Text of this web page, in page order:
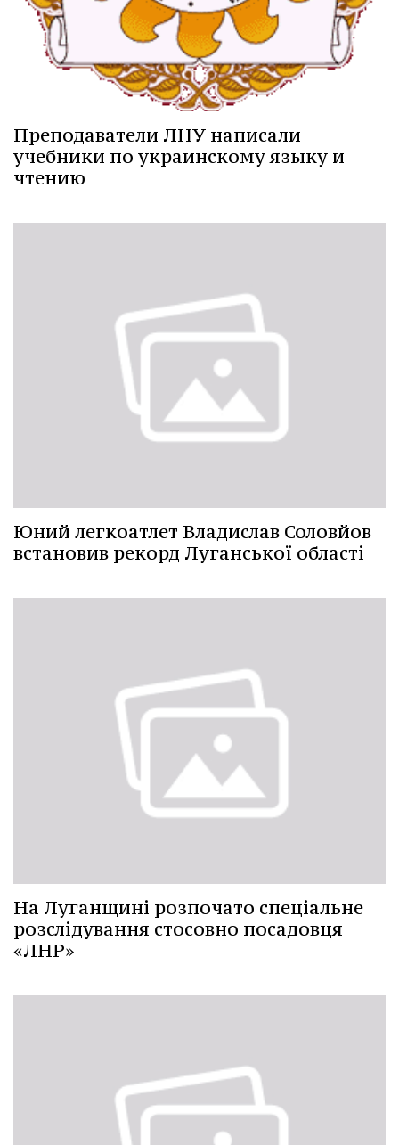
Преподаватели ЛНУ написали
учебники по украинскому языку и
чтению
Юний легкоатлет Владислав Соловйов
встановив рекорд Луганської області
На Луганщині розпочато спеціальне
розслідування стосовно посадовця
«ЛНР»